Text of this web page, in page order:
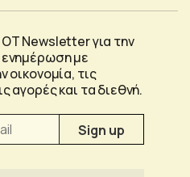
Newsletter για την
με
οικονομία, τις
αγορές και τα διεθνή.